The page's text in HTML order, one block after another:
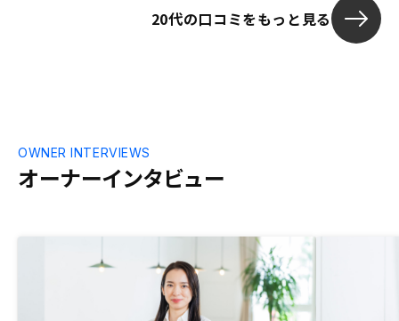
20代の口コミをもっと見る
オーナーインタビュー
OWNER INTERVIEWS